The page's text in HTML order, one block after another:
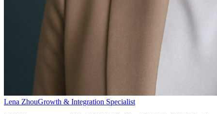
Lena ZhouGrowth & Integration Specialist